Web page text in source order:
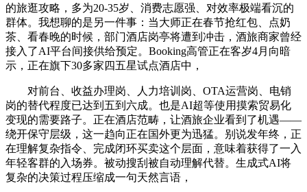
的旅逛攻略，多为20-35岁、消费志愿强、对效率极端看沉的
群体。我想聊的是另一件事：当大师正在春节抢红包、点奶
茶、看春晚的时候，部门酒店岗亭将遭到冲击，酒旅商家曾经
接入了AI平台间接供给预定。Booking高管正在客岁4月向暗
示，正在旗下30多家四五星试点酒店中，
对前台、收益办理岗、人力培训岗、OTA运营岗、电销
岗的替代程度已达到五到六成。也是AI超等使用摸索贸易化
变现的需要路子。正在酒店范畴，让酒旅企业看到了机遇——
绕开保守层级，这一趋向正在国外更为迅猛。别说发年终，正
在理解复杂指令、完成闭环买卖这个层面，意味着获得了一入
年轻客群的入场券。被动搜刮被自动理解代替。生成式AI将
复杂的决策过程压缩成一句天然言语，